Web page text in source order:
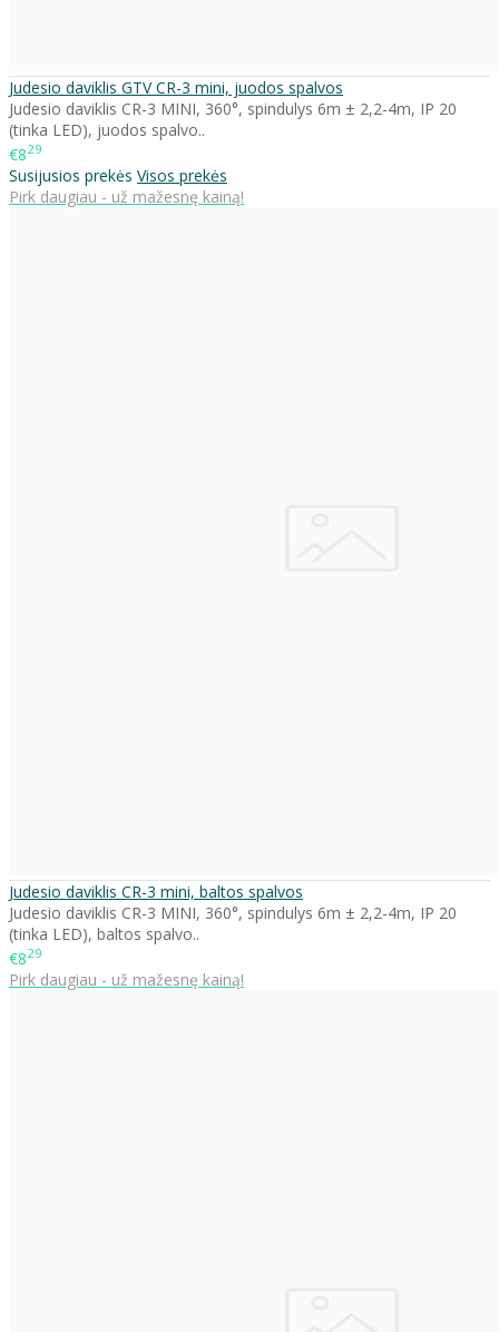
Judesio daviklis GTV CR-3 mini, juodos spalvos
Judesio daviklis CR-3 MINI, 360°, spindulys 6m ± 2,2-4m, IP 20
(tinka LED), juodos spalvo..
€829
Susijusios prekės Visos prekės
Pirk daugiau - už mažesnę kainą!
Judesio daviklis CR-3 mini, baltos spalvos
Judesio daviklis CR-3 MINI, 360°, spindulys 6m ± 2,2-4m, IP 20
(tinka LED), baltos spalvo..
€829
Pirk daugiau - už mažesnę kainą!